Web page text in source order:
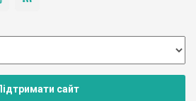
сайт